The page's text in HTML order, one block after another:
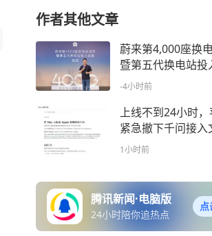
作者其他文章
蔚来第4,000座换
暨第五代换电站投
-4小时前
上线不到24小时
紧急撤下千问接入
行AI又黄了？
1小时前
腾讯新闻·电脑版
24小时陪你追热点
点